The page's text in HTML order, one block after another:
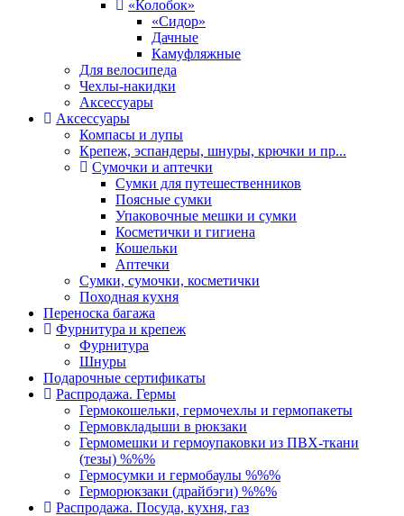
«Колобок»
«Сидор»
Дачные
Камуфляжные
Для велосипеда
Чехлы-накидки
Аксессуары
Аксессуары
Компасы и лупы
Крепеж, эспандеры, шнуры, крючки и пр...
Сумочки и аптечки
Сумки для путешественников
Поясные сумки
Упаковочные мешки и сумки
Косметички и гигиена
Кошельки
Аптечки
Сумки, сумочки, косметички
Походная кухня
Переноска багажа
Фурнитура и крепеж
Фурнитура
Шнуры
Подарочные сертификаты
Распродажа. Гермы
Гермокошельки, гермочехлы и гермопакеты
Гермовкладыши в рюкзаки
Гермомешки и гермоупаковки из ПВХ-ткани
(тезы) %%%
Гермосумки и гермобаулы %%%
Герморюкзаки (драйбэги) %%%
Распродажа. Посуда, кухня, газ